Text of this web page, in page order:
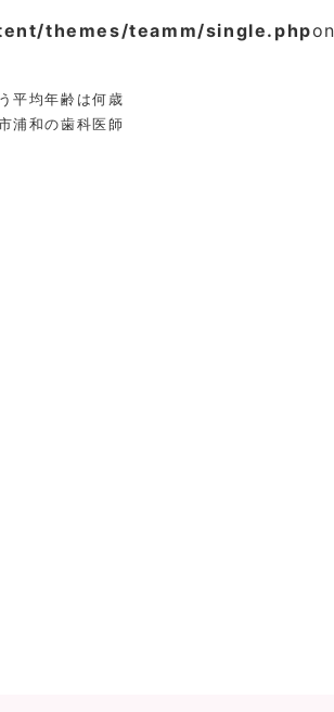
themes/teamm/single.php
平均年齢は何歳
浦和の歯科医師